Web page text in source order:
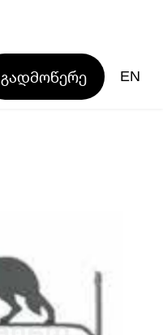
გადმოწერე EN